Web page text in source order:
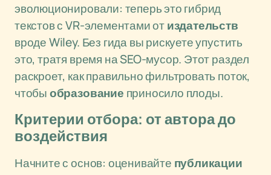
эволюционировали: теперь это гибрид
текстов с VR-элементами отиздательств
вроде Wiley. Без гида вы рискуете упустить
это, тратя время на SEO-мусор. Этот раздел
раскроет, как правильно фильтровать поток,
чтобыобразование приносило плоды.
Критерии отбора: от автора до
воздействия
Начните с основ: оценивайте публикации